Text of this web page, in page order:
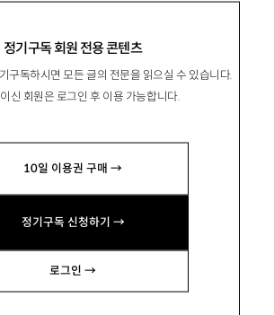
정기구독 회원 전용 콘텐츠
기구독하시면 모든 글의 전문을 읽으실 수 있습니다.
신 회원은 로그인 후 이용 가능합니다.
10일 이용권 구매 →
정기구독 신청하기 →
로그인 →
작가 초롱』 등이 있음.
옮겨붙은 소망
로 보아 혼인은 한물간 제도인 듯